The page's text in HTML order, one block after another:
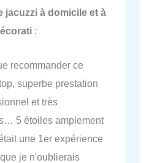
jacuzzi à domicile et à
:
recommander ce
superbe prestation
et très
5 étoiles amplement
une 1er expérience
je n'oublierais